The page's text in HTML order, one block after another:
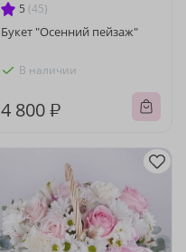
5 (45)
Букет "Осенний пейзаж"
В наличии
4 800 ₽